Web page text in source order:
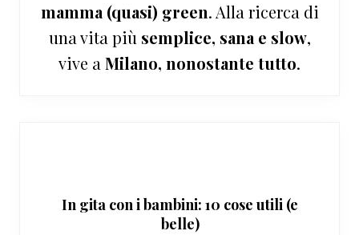
mamma (quasi) green. Alla ricerca di
una vita più semplice, sana e slow,
vive a Milano, nonostante tutto.
In gita con i bambini: 10 cose utili (e
belle)